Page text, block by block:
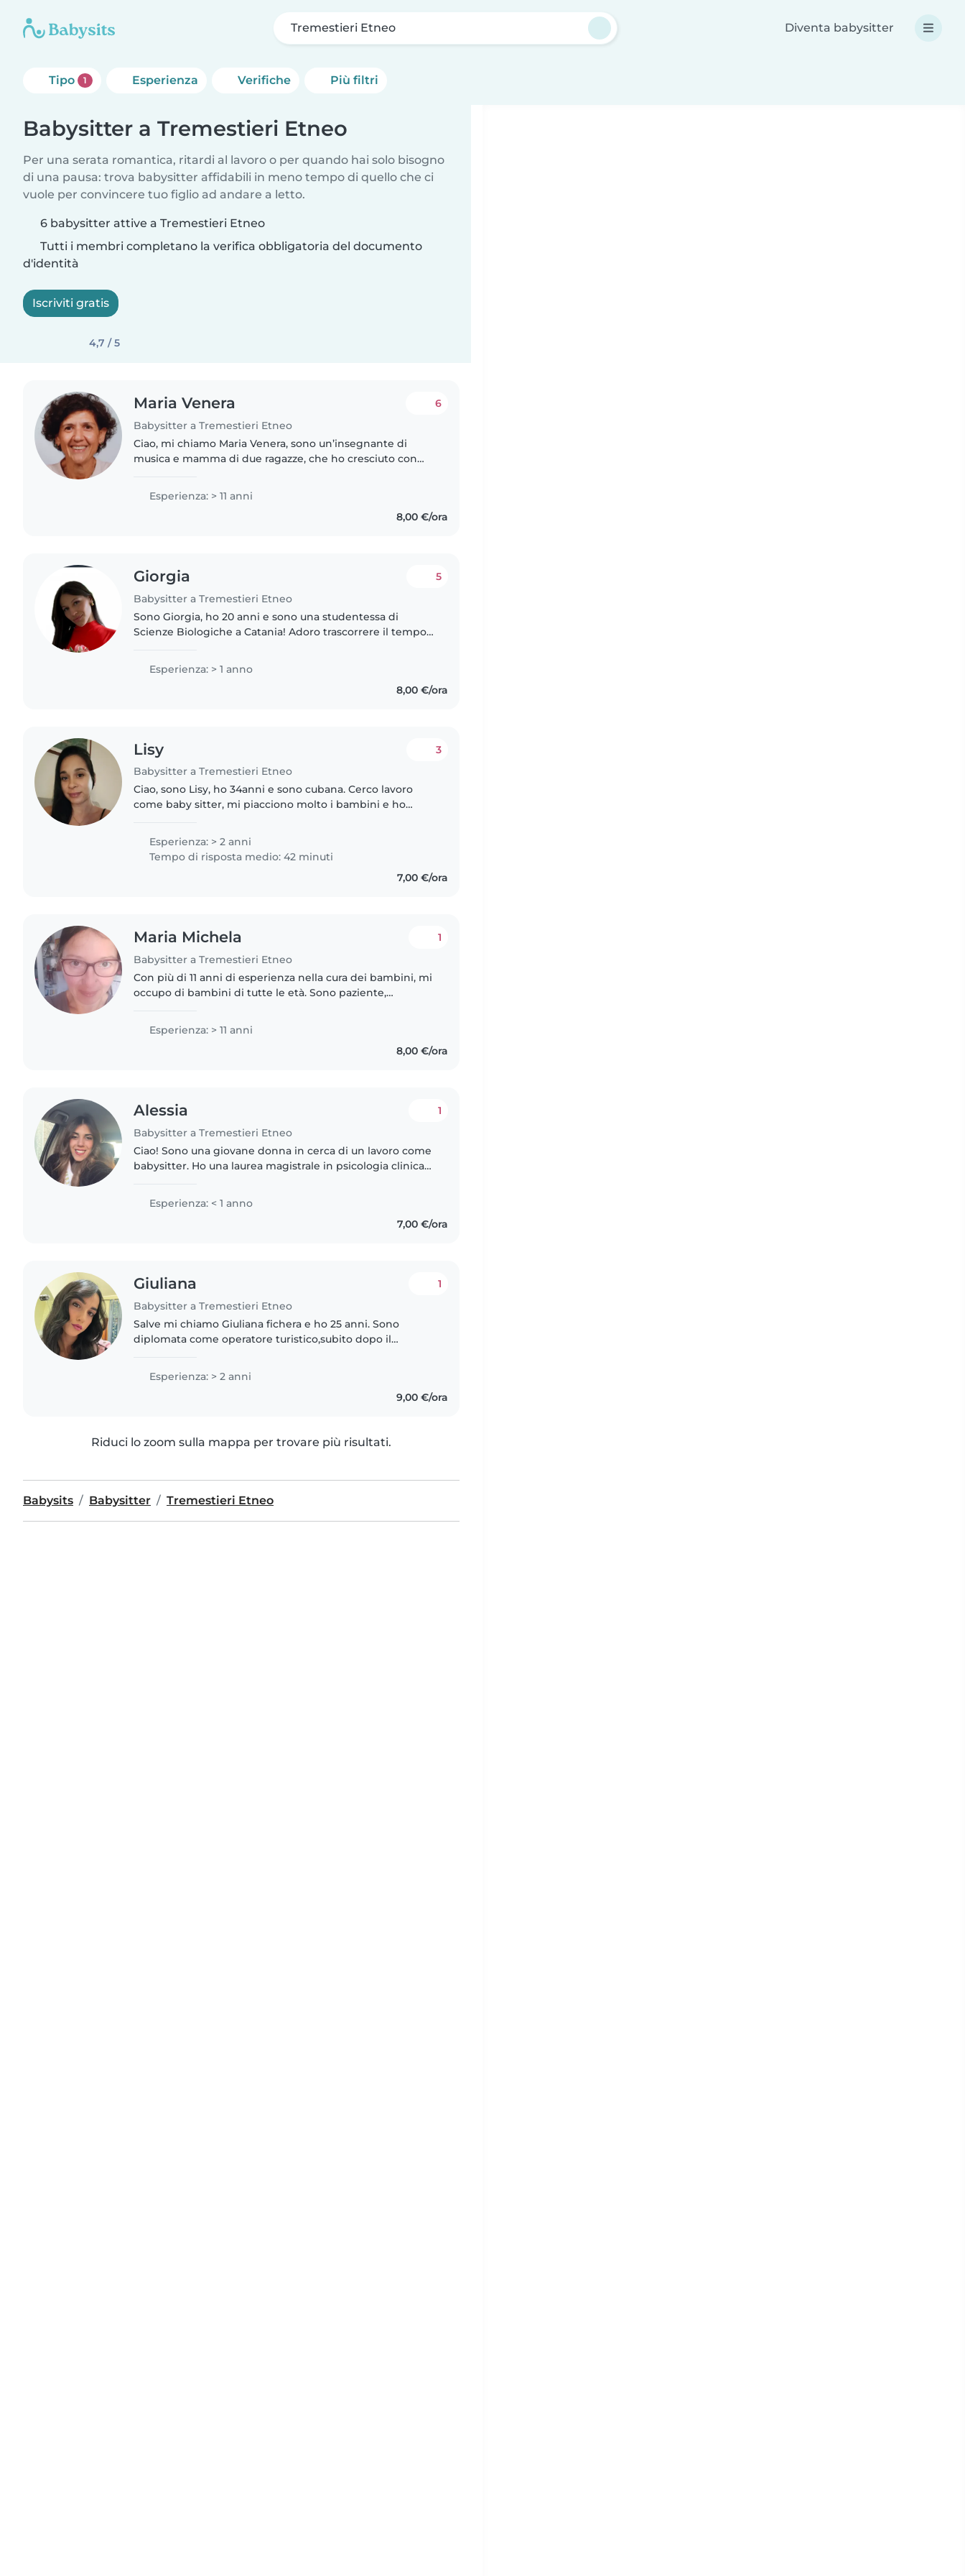
Tremestieri Etneo Diventa babysitter
Tipo 1 Esperienza Verifiche Più filtri
Babysitter a Tremestieri Etneo
Per una serata romantica, ritardi al lavoro o per quando hai solo bisogno
di una pausa: trova babysitter affidabili in meno tempo di quello che ci
vuole per convincere tuo figlio ad andare a letto.
6 babysitter attive a Tremestieri Etneo
Tutti i membri completano la verifica obbligatoria del documento
d'identità
Iscriviti gratis
4,7 / 5
Maria Venera
Babysitter a Tremestieri Etneo
6
Ciao, mi chiamo Maria Venera, sono un’insegnante di
musica e mamma di due ragazze, che ho cresciuto con
bambini e mi sta molto a cuore..
Esperienza: > 11 anni
8,00 €/ora
Giorgia
Babysitter a Tremestieri Etneo
5
Sono Giorgia, ho 20 anni e sono una studentessa di
Scienze Biologiche a Catania! Adoro trascorrere il tempo
Esperienza: > 1 anno
8,00 €/ora
Lisy
Babysitter a Tremestieri Etneo
3
Ciao, sono Lisy, ho 34anni e sono cubana. Cerco lavoro
come baby sitter, mi piacciono molto i bambini e ho
pomeriggi, contactarmi🥰...
Esperienza: > 2 anni
Tempo di risposta medio: 42 minuti
7,00 €/ora
Maria Michela
Babysitter a Tremestieri Etneo
1
Con più di 11 anni di esperienza nella cura dei bambini, mi
occupo di bambini di tutte le età. Sono paziente,
lavoretti e..
Esperienza: > 11 anni
8,00 €/ora
Alessia
Babysitter a Tremestieri Etneo
1
Ciao! Sono una giovane donna in cerca di un lavoro come
babysitter. Ho una laurea magistrale in psicologia clinica
soccorso...
Esperienza: < 1 anno
7,00 €/ora
Giuliana
Babysitter a Tremestieri Etneo
1
Salve mi chiamo Giuliana fichera e ho 25 anni. Sono
diplomata come operatore turistico,subito dopo il
babysitter che mi ha portato poi..
Esperienza: > 2 anni
9,00 €/ora
Riduci lo zoom sulla mappa per trovare più risultati.
Babysits Babysitter Tremestieri Etneo